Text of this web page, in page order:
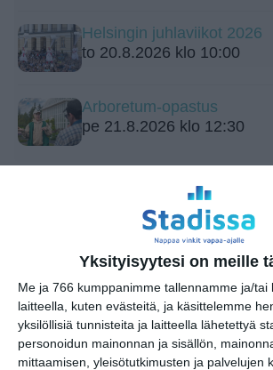
Yksityisyytesi on meille
Me ja 766 kumppanimme tallennamme ja/tai
laitteella, kuten evästeitä, ja käsittelemme
yksilöllisiä tunnisteita ja laitteella lähetettyä
personoidun mainonnan ja sisällön,
mittaamisen, yleisötutkimusten ja palvelujen
Helsingin juhlaviikot 2026
to 20.8.2026 klo 10:00
Arboretum-opastus
pe 21.8.2026 klo 12:30
Elokuussa
tunnelmallisista
elokuvista ulkona
Lue lisää